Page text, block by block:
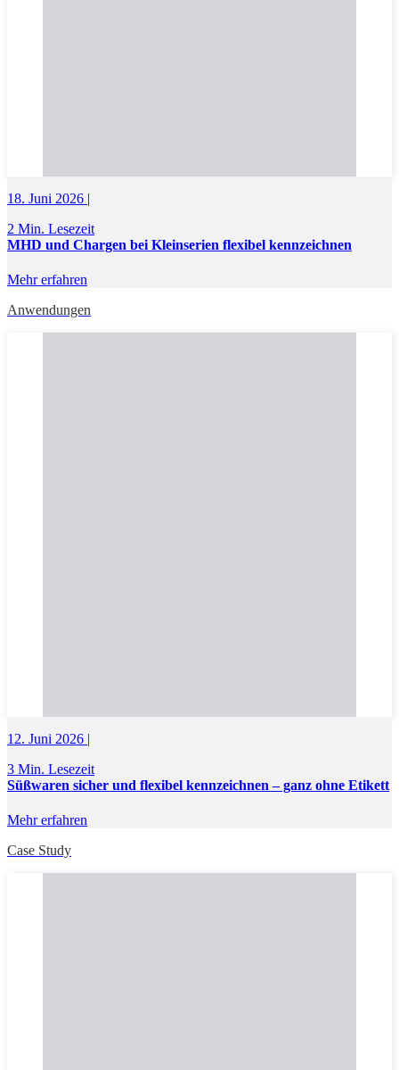
18. Juni 2026 |
2 Min. Lesezeit
MHD und Chargen bei Kleinserien flexibel kennzeichnen
Mehr erfahren
Anwendungen
12. Juni 2026 |
3 Min. Lesezeit
Süßwaren sicher und flexibel kennzeichnen – ganz ohne Etikett
Mehr erfahren
Case Study